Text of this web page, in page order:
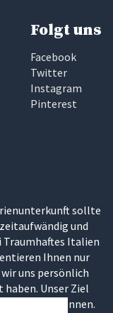
Folgt uns
Facebook
Twitter
Instagram
Pinterest
sollte
und
Traumhaftes Italien
Ihnen nur
uns persönlich
Unser Ziel
erleben können.